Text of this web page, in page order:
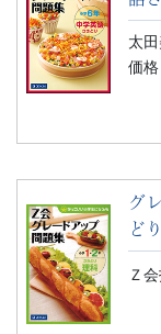
太
価格
グ
ど
Ｚ